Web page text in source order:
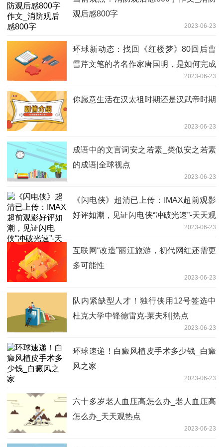
观后感800字
2023-06-23
环球新动态：找回《红楼梦》80回后曹
雪芹文笔的著名作家唐国明，是如何完成
2023-06-23
你愿意生活在汉太祖时期还是汉武帝时期
2023-06-23
成语中的文言词安之若素_类似安之若素
的成语|全球视点
2023-06-23
《闪电侠》超清已上传：IMAX超前观影
好评如潮，见证闪电侠“冲破光速”-天天观
2023-06-23
互联网“改造”丽江旅游，初代网红还需更
多可能性
2023-06-23
队内紧缺型人才！独行侠用12号签选中
杜克大学中锋德雷克-莱夫利|热点
2023-06-23
环球速递！白癜风植皮手术多少钱_白癜
风之家
2023-06-23
六十多岁老人血压高怎么办_老人血压高
怎么办_天天观热点
2023-06-23